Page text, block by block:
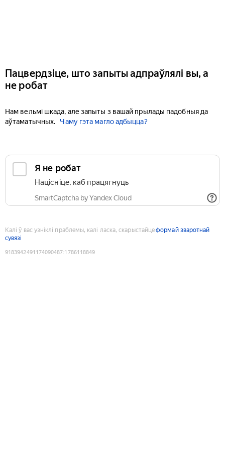
Пацвердзіце, што запыты адпраўлялі вы, а
не робат
Нам вельмі шкада, але запыты з вашай прылады падобныя да
аўтаматычных.
Чаму гэта магло адбыцца?
Я не робат
Націсніце, каб працягнуць
SmartCaptcha by Yandex Cloud
Калі ў вас узніклі праблемы, калі ласка, скарыстайцеформай зваротнай
сувязі
9183942491174090487:1786118849